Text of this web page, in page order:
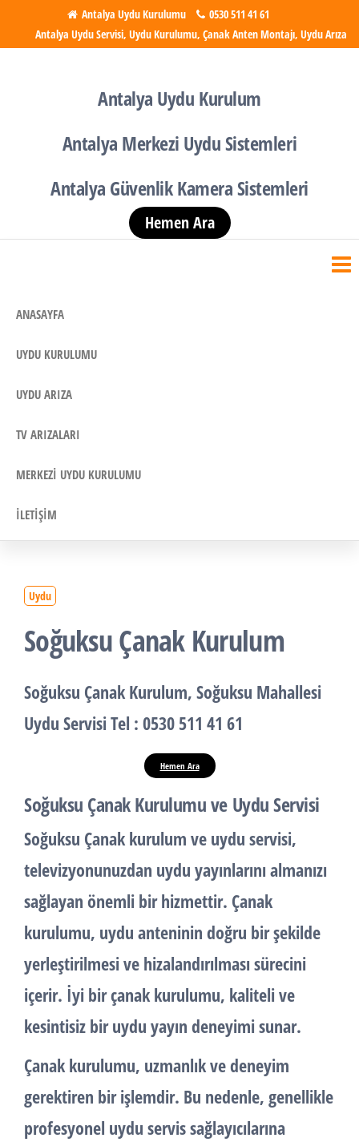
atla
Antalya Uydu Kurulumu
0530 511 41 61
Antalya Uydu Servisi, Uydu Kurulumu, Çanak Anten Montajı, Uydu Arıza
Antalya Uydu Kurulum
Antalya Merkezi Uydu Sistemleri
Antalya Güvenlik Kamera Sistemleri
Hemen Ara
ANASAYFA
UYDU KURULUMU
UYDU ARIZA
TV ARIZALARI
MERKEZI UYDU KURULUMU
İLETIŞIM
Uydu
Soğuksu Çanak Kurulum
Soğuksu Çanak Kurulum, Soğuksu Mahallesi
Uydu Servisi Tel : 0530 511 41 61
Hemen Ara
Soğuksu Çanak Kurulumu ve Uydu Servisi
Soğuksu Çanak kurulum ve uydu servisi,
televizyonunuzdan uydu yayınlarını almanızı
sağlayan önemli bir hizmettir. Çanak
kurulumu, uydu anteninin doğru bir şekilde
yerleştirilmesi ve hizalandırılması sürecini
içerir. İyi bir çanak kurulumu, kaliteli ve
kesintisiz bir uydu yayın deneyimi sunar.
Çanak kurulumu, uzmanlık ve deneyim
gerektiren bir işlemdir. Bu nedenle, genellikle
profesyonel uydu servis sağlayıcılarına